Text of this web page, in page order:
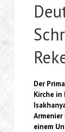
Der
Kirche in
einem